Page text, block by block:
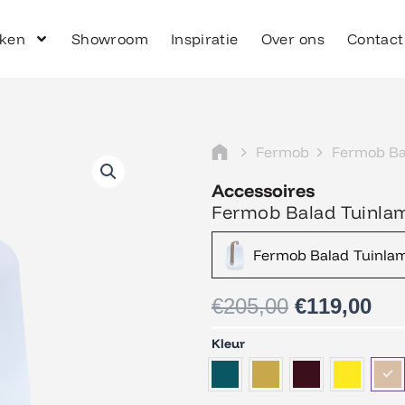
Showroom Inspiratie Over ons Contact
Fermob Fermob
Accessoires
Fermob Balad
Fermob Balad
€205,00
prijs
was:
€205,00.
€119,00
is:
Kleur
Fermob
Balad